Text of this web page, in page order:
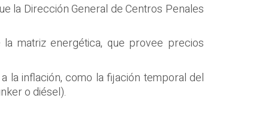
la Dirección General de Centros Penales
matriz energética, que provee precios
la inflación, como la fijación temporal del
o diésel).